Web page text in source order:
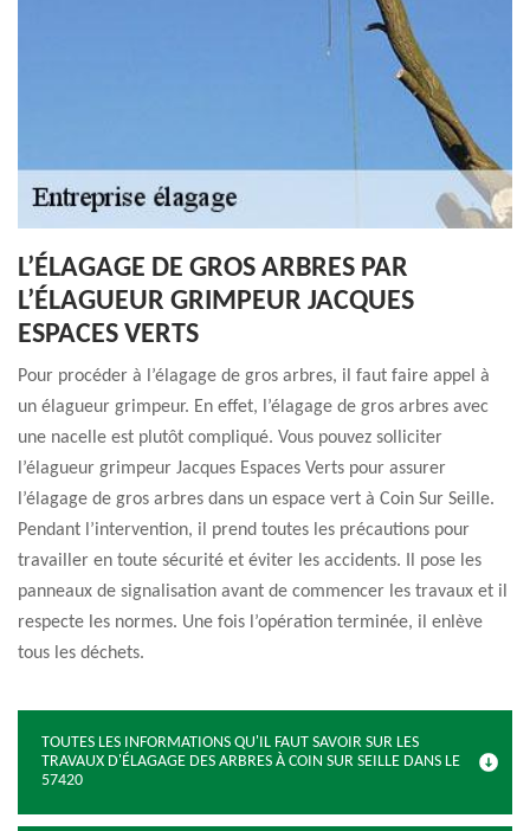
L’ÉLAGAGE DE GROS ARBRES PAR
L’ÉLAGUEUR GRIMPEUR JACQUES
ESPACES VERTS
Pour procéder à l’élagage de gros arbres, il faut faire appel à
un élagueur grimpeur. En effet, l’élagage de gros arbres avec
une nacelle est plutôt compliqué. Vous pouvez solliciter
l’élagueur grimpeur Jacques Espaces Verts pour assurer
l’élagage de gros arbres dans un espace vert à Coin Sur Seille.
Pendant l’intervention, il prend toutes les précautions pour
travailler en toute sécurité et éviter les accidents. Il pose les
panneaux de signalisation avant de commencer les travaux et il
respecte les normes. Une fois l’opération terminée, il enlève
tous les déchets.
TOUTES LES INFORMATIONS QU'IL FAUT SAVOIR SUR LES
TRAVAUX D'ÉLAGAGE DES ARBRES À COIN SUR SEILLE DANS LE
57420